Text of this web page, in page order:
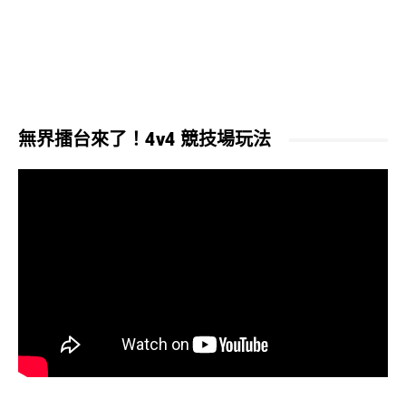
無界擂台來了！4v4 競技場玩法